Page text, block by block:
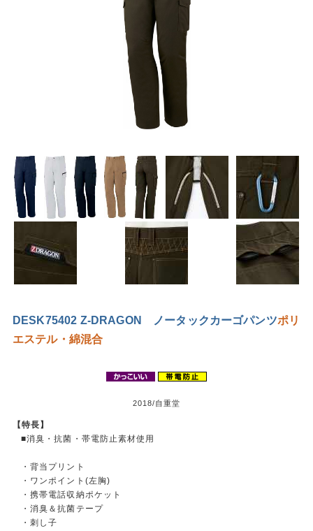
DESK75402 Z-DRAGON ノータックカーゴパンツポリ
エステル・綿混合
2018/自重堂
【特長】
■消臭・抗菌・帯電防止素材使用
・背当プリント
・ワンポイント(左胸)
・携帯電話収納ポケット
・消臭＆抗菌テープ
・刺し子